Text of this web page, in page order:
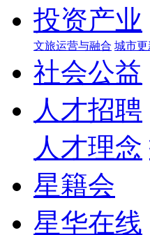
投资产业
文旅运营与融合 城市
社会公益
人才招聘
人才理念
星籍会
星华在线